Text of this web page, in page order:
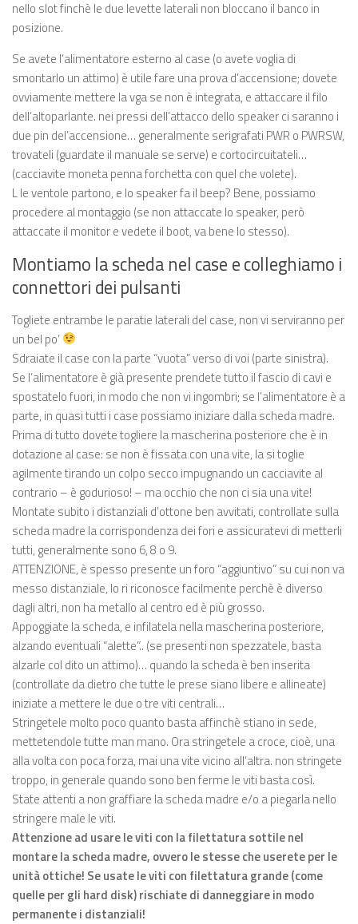
nello slot finchè le due levette laterali non bloccano il banco in
posizione.
Se avete l’alimentatore esterno al case (o avete voglia di
smontarlo un attimo) è utile fare una prova d’accensione; dovete
ovviamente mettere la vga se non è integrata, e attaccare il filo
dell’altoparlante. nei pressi dell’attacco dello speaker ci saranno i
due pin del’accensione… generalmente serigrafati PWR o PWRSW,
trovateli (guardate il manuale se serve) e cortocircuitateli…
(cacciavite moneta penna forchetta con quel che volete).
L le ventole partono, e lo speaker fa il beep? Bene, possiamo
procedere al montaggio (se non attaccate lo speaker, però
attaccate il monitor e vedete il boot, va bene lo stesso).
Montiamo la scheda nel case e colleghiamo i
connettori dei pulsanti
Togliete entrambe le paratie laterali del case, non vi serviranno per
un bel po’
Sdraiate il case con la parte “vuota” verso di voi (parte sinistra).
Se l’alimentatore è già presente prendete tutto il fascio di cavi e
spostatelo fuori, in modo che non vi ingombri; se l’alimentatore è a
parte, in quasi tutti i case possiamo iniziare dalla scheda madre.
Prima di tutto dovete togliere la mascherina posteriore che è in
dotazione al case: se non è fissata con una vite, la si toglie
agilmente tirando un colpo secco impugnando un cacciavite al
contrario – è godurioso! – ma occhio che non ci sia una vite!
Montate subito i distanziali d’ottone ben avvitati, controllate sulla
scheda madre la corrispondenza dei fori e assicuratevi di metterli
tutti, generalmente sono 6, 8 o 9.
ATTENZIONE, è spesso presente un foro “aggiuntivo” su cui non va
messo distanziale, lo ri riconosce facilmente perchè è diverso
dagli altri, non ha metallo al centro ed è più grosso.
Appoggiate la scheda, e infilatela nella mascherina posteriore,
alzando eventuali “alette”.. (se presenti non spezzatele, basta
alzarle col dito un attimo)… quando la scheda è ben inserita
(controllate da dietro che tutte le prese siano libere e allineate)
iniziate a mettere le due o tre viti centrali…
Stringetele molto poco quanto basta affinchè stiano in sede,
mettetendole tutte man mano. Ora stringetele a croce, cioè, una
alla volta con poca forza, mai una vite vicino all’altra. non stringete
troppo, in generale quando sono ben ferme le viti basta così.
State attenti a non graffiare la scheda madre e/o a piegarla nello
stringere male le viti.
Attenzione ad usare le viti con la filettatura sottile nel
montare la scheda madre, ovvero le stesse che userete per le
unità ottiche! Se usate le viti con filettatura grande (come
quelle per gli hard disk) rischiate di danneggiare in modo
permanente i distanziali!